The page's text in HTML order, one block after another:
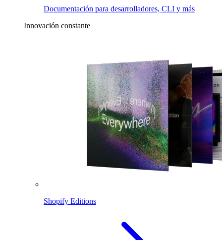
Documentación para desarrolladores, CLI y más
Innovación constante
Shopify Editions